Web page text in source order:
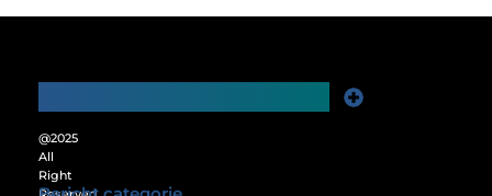
@2025
All
Right